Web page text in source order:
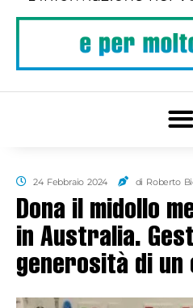
24 Febbraio 2024 di Roberto
Dona il midollo
in Australia.
generosità di un